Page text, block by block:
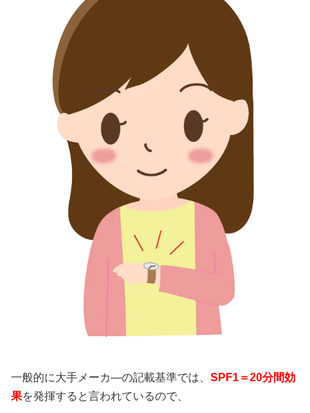
一般的に大手メーカ―の記載基準では、 SPF1＝20分間効
果を発揮すると言われているので、